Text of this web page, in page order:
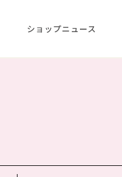
ショップニュース